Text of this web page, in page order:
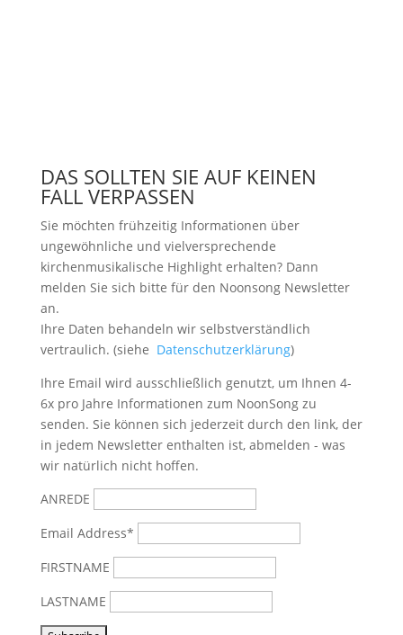
DAS SOLLTEN SIE AUF KEINEN
FALL VERPASSEN
Sie möchten frühzeitig Informationen über
ungewöhnliche und vielversprechende
kirchenmusikalische Highlight erhalten? Dann
melden Sie sich bitte für den Noonsong Newsletter
an.
Ihre Daten behandeln wir selbstverständlich
vertraulich. (siehe Datenschutzerklärung)
Ihre Email wird ausschließlich genutzt, um Ihnen 4-
6x pro Jahre Informationen zum NoonSong zu
senden. Sie können sich jederzeit durch den link, der
in jedem Newsletter enthalten ist, abmelden - was
wir natürlich nicht hoffen.
ANREDE
Email Address*
FIRSTNAME
LASTNAME